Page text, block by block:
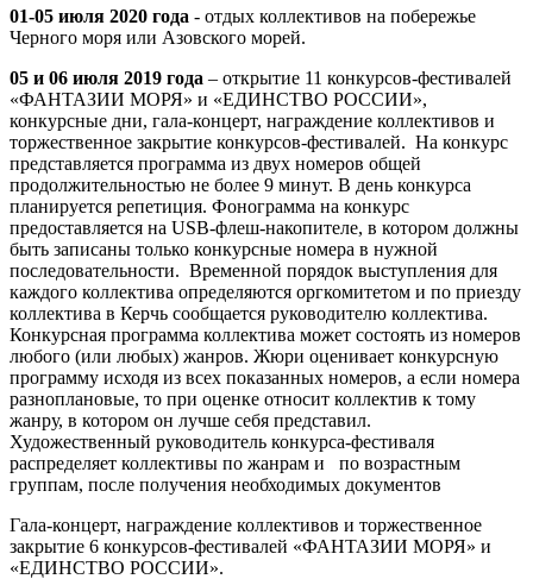
01-05 июля 2020 года - отдых коллективов на побережье
Черного моря или Азовского морей.
05 и 06 июля 2019 года – открытие 11 конкурсов-фестивалей
«ФАНТАЗИИ МОРЯ» и «ЕДИНСТВО РОССИИ»,
конкурсные дни, гала-концерт, награждение коллективов и
торжественное закрытие конкурсов-фестивалей. На конкурс
представляется программа из двух номеров общей
продолжительностью не более 9 минут. В день конкурса
планируется репетиция. Фонограмма на конкурс
предоставляется на USB-флеш-накопителе, в котором должны
быть записаны только конкурсные номера в нужной
последовательности. Временной порядок выступления для
каждого коллектива определяются оргкомитетом и по приезду
коллектива в Керчь сообщается руководителю коллектива.
Конкурсная программа коллектива может состоять из номеров
любого (или любых) жанров. Жюри оценивает конкурсную
программу исходя из всех показанных номеров, а если номера
разноплановые, то при оценке относит коллектив к тому
жанру, в котором он лучше себя представил.
Художественный руководитель конкурса-фестиваля
распределяет коллективы по жанрам и по возрастным
группам, после получения необходимых документов
Гала-концерт, награждение коллективов и торжественное
закрытие 6 конкурсов-фестивалей «ФАНТАЗИИ МОРЯ» и
«ЕДИНСТВО РОССИИ».